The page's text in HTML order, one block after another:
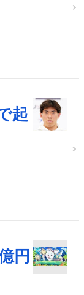
起
円